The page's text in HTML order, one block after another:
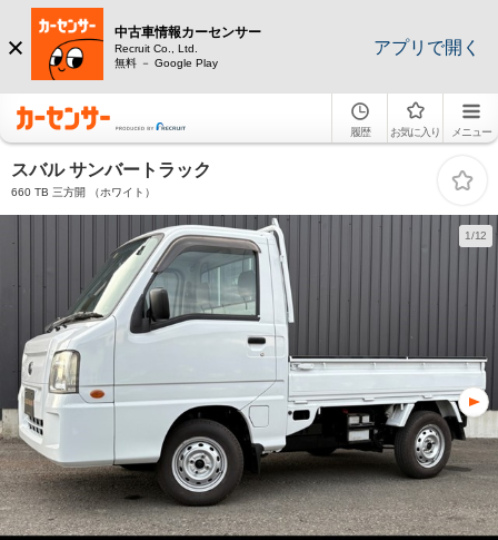
中古車情報カーセンサー
Recruit Co., Ltd.
無料 － Google Play
アプリで開く
履歴 お気に入り メニュー
スバル サンバートラック
660 TB 三方開 （ホワイト）
1/12